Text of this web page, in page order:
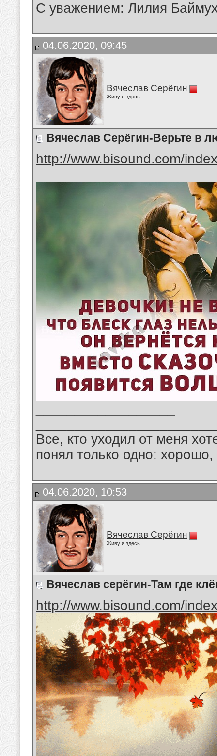
С уважением: Лилия
04.06.2020, 09:45
Вячеслав Серёгин
Живу я здесь
Вячеслав Серёгин-Верьте в
http://www.bisound.com/
Все, кто уходил от меня
понял только одно:
04.06.2020, 10:53
Вячеслав Серёгин
Живу я здесь
Вячеслав серёгин-Там где
http://www.bisound.com/